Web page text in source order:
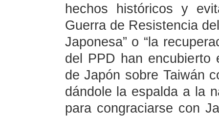
hechos históricos y
Guerra de Resistencia
Japonesa” o “la
del PPD han encubierto
de Japón sobre Taiwán
dándole la espalda a la
para congraciarse con